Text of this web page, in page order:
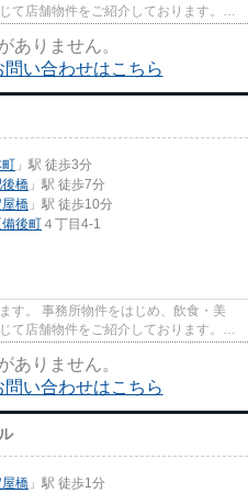
て店舗物件をご紹介しております。
ありません。
い合わせはこちら
」駅 徒歩3分
後橋 」駅 徒歩7分
橋 」駅 徒歩10分
備後町 ４丁目4-1
す。 事務所物件をはじめ、飲食・美
て店舗物件をご紹介しております。
ありません。
い合わせはこちら
橋 」駅 徒歩1分